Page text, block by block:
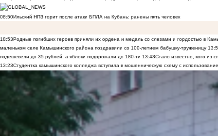
08:50Ильский НПЗ горит после атаки БПЛА на Кубань: ранены пять человек
18:53Родные погибших героев приняли их ордена и медаль со слезами и гордостью в
маленьком селе Камышинского района поздравили со 100-летием бабушку-труженицу
подешевели до 35 рублей, а яблоки подорожали до 180-ти 13:43Стало известно, кого из
13:23Студентка камышинского колледжа вступила в мошенническую схему с